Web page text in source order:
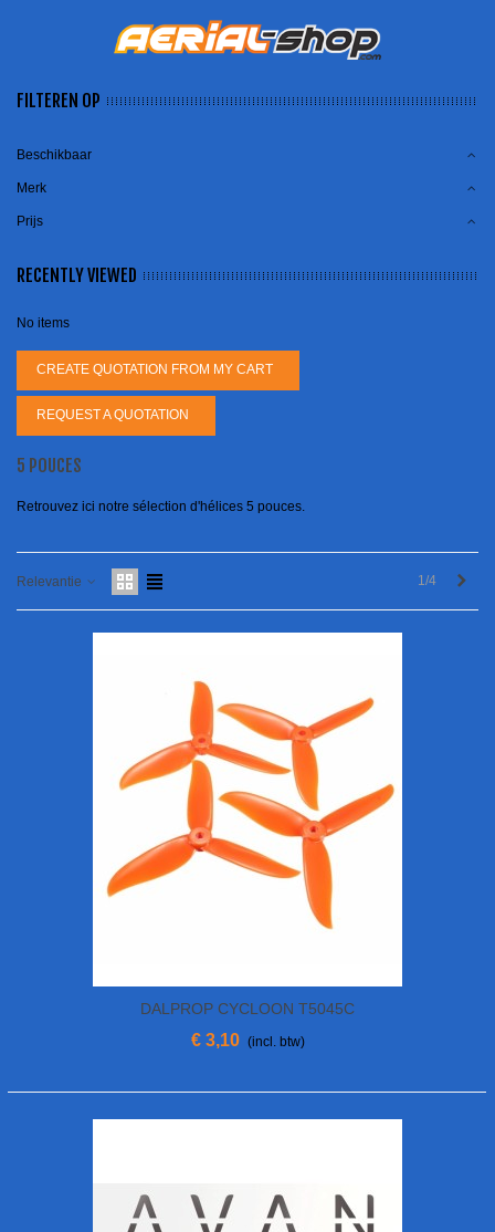
FILTEREN OP
Beschikbaar
Merk
Prijs
RECENTLY VIEWED
No items
CREATE QUOTATION FROM MY CART
REQUEST A QUOTATION
5 POUCES
Retrouvez ici notre sélection d'hélices 5 pouces.
Relevantie 1/4
DALPROP CYCLOON T5045C
€ 3,10 (incl. btw)